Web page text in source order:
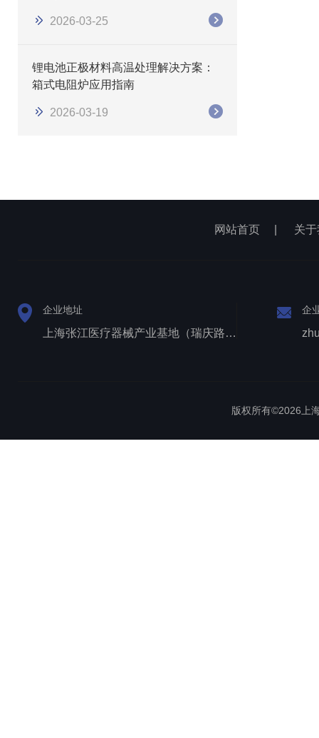
2026-03-25
锂电池正极材料高温处理解决方案：
箱式电阻炉应用指南
2026-03-19
网站首页 关
企业地址
上海张江医疗器械产业基地（瑞庆路528号）
企
版权所有©2026